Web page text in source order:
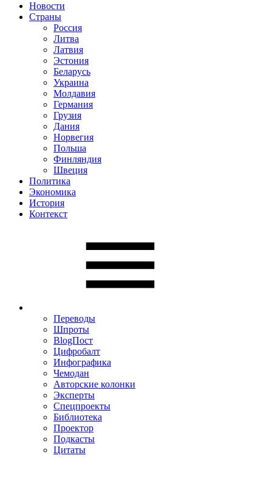
Новости
Страны
Россия
Литва
Латвия
Эстония
Беларусь
Украина
Молдавия
Германия
Грузия
Дания
Норвегия
Польша
Финляндия
Швеция
Политика
Экономика
История
Контекст
Переводы
Шпроты
BlogПост
Цифробалт
Инфографика
Чемодан
Авторские колонки
Эксперты
Спецпроекты
Библиотека
Проектор
Подкасты
Цитаты